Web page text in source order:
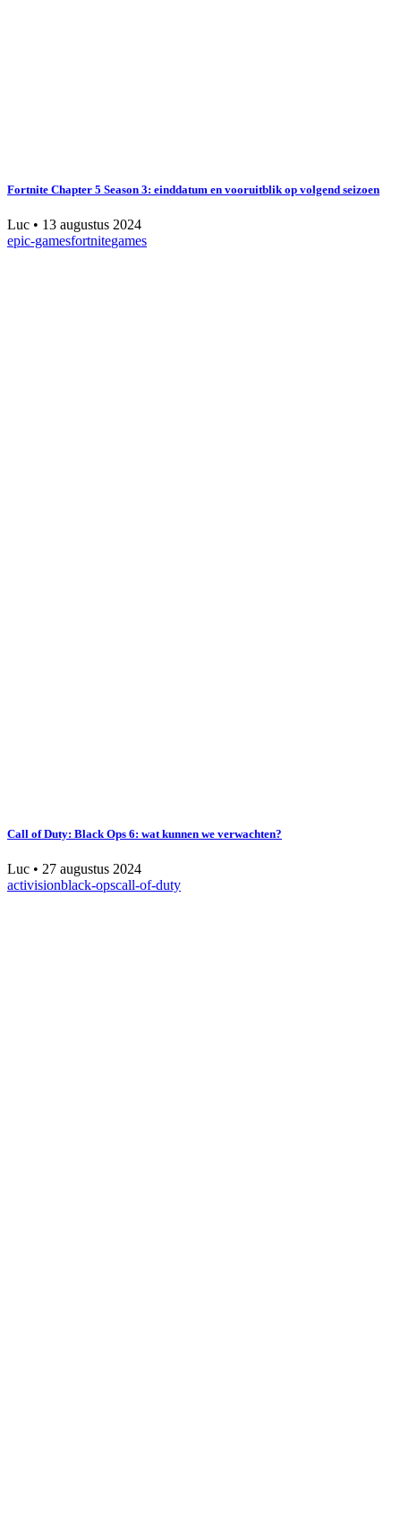
Fortnite Chapter 5 Season 3: einddatum en vooruitblik op volgend seizoen
Luc • 13 augustus 2024
epic-gamesfortnitegames
Call of Duty: Black Ops 6: wat kunnen we verwachten?
Luc • 27 augustus 2024
activisionblack-opscall-of-duty